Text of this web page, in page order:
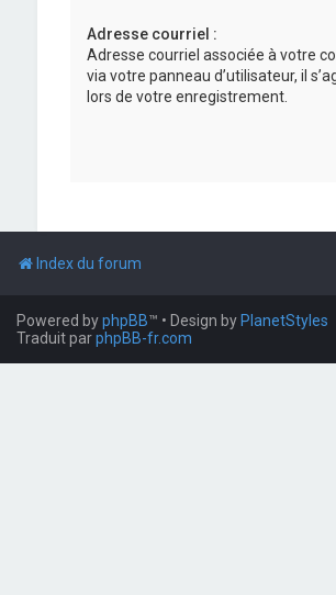
Adresse courriel :
Adresse courriel associée à votre
via votre panneau d’utilisateur, il
lors de votre enregistrement.
Index du forum
Powered byphpBB™ • Design by PlanetStyles
Traduit parphpBB-fr.com